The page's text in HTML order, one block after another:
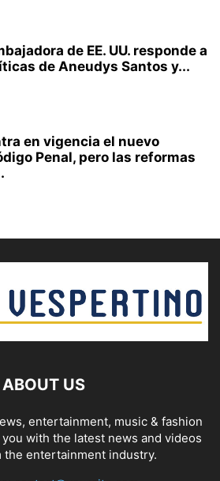
de EE. UU. responde a
de Aneudys Santos y...
en vigencia el nuevo
Penal, pero las reformas
ABOUT US
entertainment, music & fashion
with the latest news and videos
the entertainment industry.